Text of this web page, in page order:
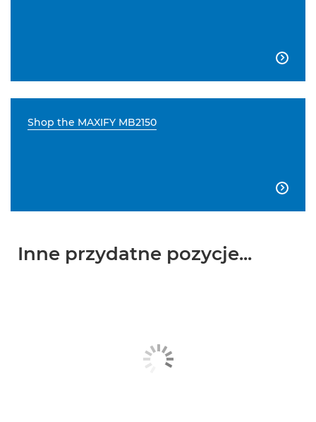

Shop the MAXIFY MB2150

Inne przydatne pozycje...